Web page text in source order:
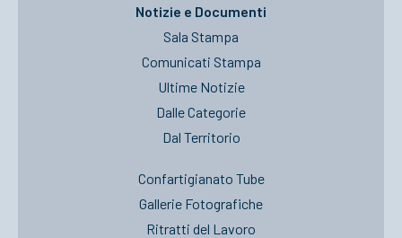
Notizie e Documenti
Sala Stampa
Comunicati Stampa
Ultime Notizie
Dalle Categorie
Dal Territorio
Confartigianato Tube
Gallerie Fotografiche
Ritratti del Lavoro